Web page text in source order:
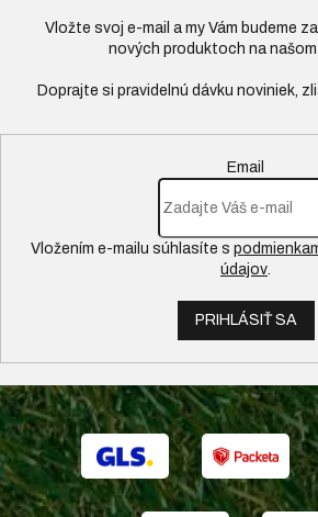
Vložte svoj e-mail a my Vám budeme
nových produktoch na
Email
Vložením e-mailu súhlasíte s
údajov.
PRIHLÁSIŤ SA